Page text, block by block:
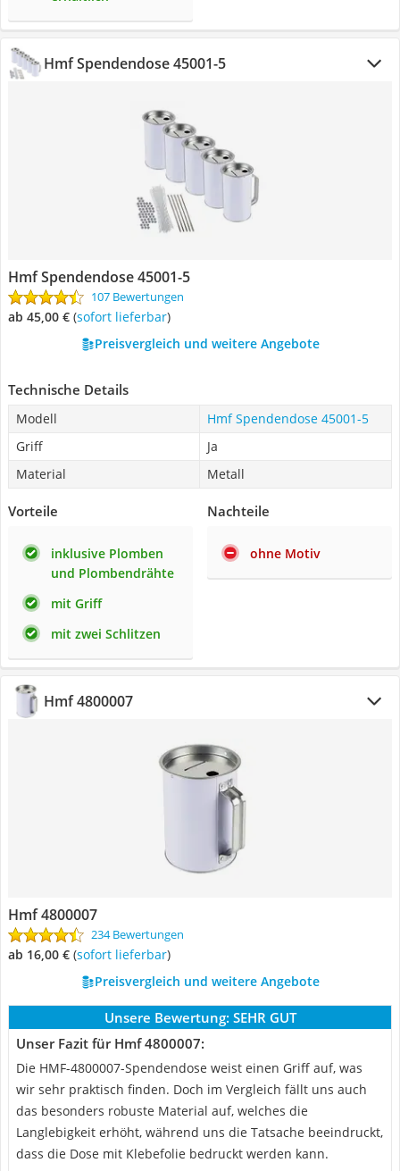
Hmf Spendendose 45001-5
Hmf Spendendose 45001-5
107 Bewertungen
ab 45,00 € ( Sofort lieferbar)
Preisvergleich und weitere Angebote
Technische Details
Modell
Hmf Spendendose 45001-5
Griff
Ja
Material
Metall
Vorteile
inklusive Plomben
und Plombendrähte
mit Griff
mit zwei Schlitzen
Nachteile
ohne Motiv
Hmf 4800007
Hmf 4800007
234 Bewertungen
ab 16,00 € ( Sofort lieferbar)
Preisvergleich und weitere Angebote
Unsere Bewertung: SEHR GUT
Unser Fazit für Hmf 4800007:
Die HMF-4800007-Spendendose weist einen Griff auf, was
wir sehr praktisch finden. Doch im Vergleich fällt uns auch
das besonders robuste Material auf, welches die
Langlebigkeit erhöht, während uns die Tatsache beeindruckt,
dass die Dose mit Klebefolie bedruckt werden kann.